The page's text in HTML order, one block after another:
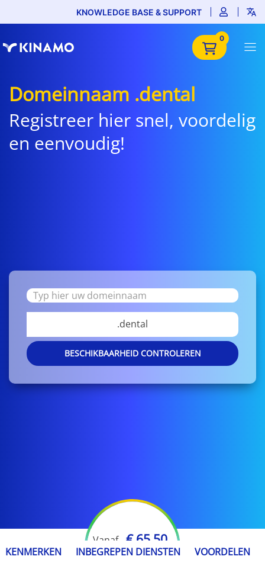
KNOWLEDGE BASE & SUPPORT
0
Domeinnaam .dental
Registreer hier snel, voordelig
en eenvoudig!
.dental
BESCHIKBAARHEID CONTROLEREN
Vanaf € 65,50
/ jaar
KENMERKEN INBEGREPEN DIENSTEN
VOORDELEN